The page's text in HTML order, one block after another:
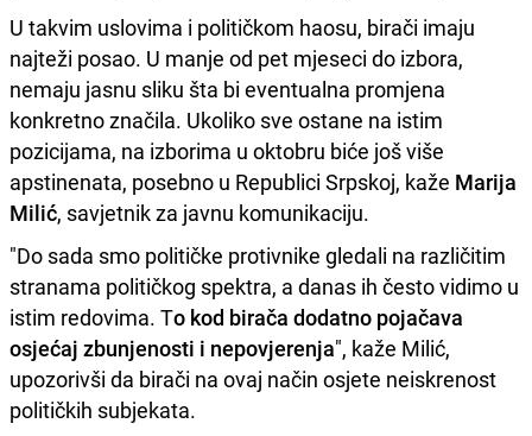
U takvim uslovima i političkom haosu, birači imaju
najteži posao. U manje od pet mjeseci do izbora,
nemaju jasnu sliku šta bi eventualna promjena
konkretno značila. Ukoliko sve ostane na istim
pozicijama, na izborima u oktobru biće još više
apstinenata, posebno u Republici Srpskoj, kaže Marija
Milić, savjetnik za javnu komunikaciju.
"Do sada smo političke protivnike gledali na različitim
stranama političkog spektra, a danas ih često vidimo u
istim redovima. To kod birača dodatno pojačava
osjećaj zbunjenosti i nepovjerenja", kaže Milić,
upozorivši da birači na ovaj način osjete neiskrenost
političkih subjekata.